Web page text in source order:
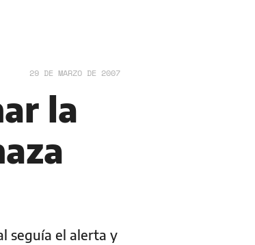
29 DE MARZO DE 2007
la
seguía el alerta y